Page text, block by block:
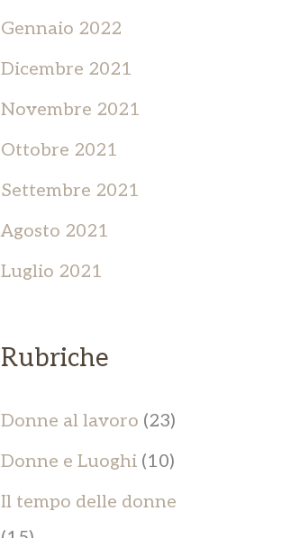
Gennaio 2022
Dicembre 2021
Novembre 2021
Ottobre 2021
Settembre 2021
Agosto 2021
Luglio 2021
Rubriche
Donne al lavoro (23)
Donne e Luoghi (10)
Il tempo delle donne